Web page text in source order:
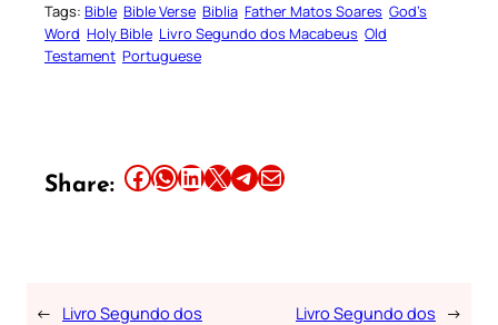
Tags: Bible Bible Verse Biblia Father Matos Soares God’s
Word Holy Bible Livro Segundo dos Macabeus Old
Testament Portuguese
Share: Share this article on Facebook Share this article on WhatsApp Share this article on LinkedIn Share this article on X Share this article on TelegramEmail this Article
← Livro Segundo dos
Livro Segundo dos →